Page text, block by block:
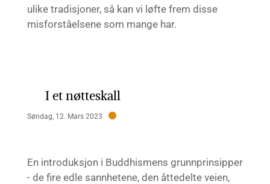
ulike tradisjoner, så kan vi løfte frem disse
misforståelsene som mange har.
I et nøtteskall
Søndag, 12. Mars 2023
En introduksjon i Buddhismens grunnprinsipper
- de fire edle sannhetene, den åttedelte veien,